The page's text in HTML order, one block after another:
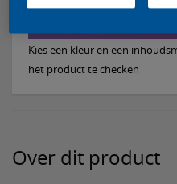
Kies een kleur en een
het product te checken
Over dit product